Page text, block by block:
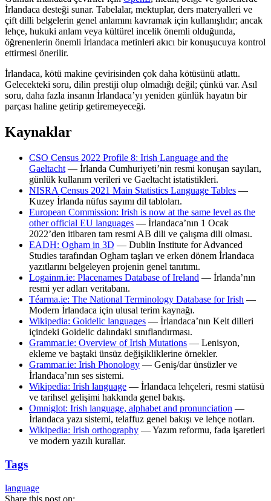
İrlandaca desteği sunar. Tabelalar, mektuplar, ders materyalleri ve
çift dilli belgelerin genel anlamını kavramak için kullanışlıdır; ancak
lehçe, hukuki anlam veya kültürel incelik önemli olduğunda,
öğrenenlerin önemli İrlandaca metinleri akıcı bir konuşucuya kontrol
ettirmesi önerilir.
İrlandaca, kötü makine çevirisinden çok daha kötüsünü atlattı.
Gelecekteki soru, dilin prestiji olup olmadığı değil; çünkü var. Asıl
soru, daha fazla insanın İrlandaca’yı yeniden günlük hayatın bir
parçası haline getirip getiremeyeceği.
Kaynaklar
CSO Census 2022 Profile 8: Irish Language and the
Gaeltacht — İrlanda Cumhuriyeti’nin resmi konuşan sayıları,
günlük kullanım verileri ve Gaeltacht istatistikleri.
NISRA Census 2021 Main Statistics Language Tables —
Kuzey İrlanda nüfus sayımı dil tabloları.
European Commission: Irish is now at the same level as the
other official EU languages — İrlandaca’nın 1 Ocak
2022’den itibaren tam resmi AB dili ve çalışma dili olması.
EADH: Ogham in 3D — Dublin Institute for Advanced
Studies tarafından Ogham taşları ve erken dönem İrlandaca
yazıtlarını belgeleyen projenin genel tanıtımı.
Logainm.ie: Placenames Database of Ireland — İrlanda’nın
resmi yer adları veritabanı.
Téarma.ie: The National Terminology Database for Irish —
Modern İrlandaca için ulusal terim kaynağı.
Wikipedia: Goidelic languages — İrlandaca’nın Kelt dilleri
içindeki Goidelic dalındaki sınıflandırması.
Grammar.ie: Overview of Irish Mutations — Lenisyon,
ekleme ve baştaki ünsüz değişikliklerine örnekler.
Grammar.ie: Irish Phonology — Geniş/dar ünsüzler ve
İrlandaca’nın ses sistemi.
Wikipedia: Irish language — İrlandaca lehçeleri, resmi statüsü
ve tarihsel gelişimi hakkında genel bakış.
Omniglot: Irish language, alphabet and pronunciation —
İrlandaca yazı sistemi, telaffuz genel bakışı ve lehçe notları.
Wikipedia: Irish orthography — Yazım reformu, fada işaretleri
ve modern yazılı kurallar.
Tags
language
Share this post on: